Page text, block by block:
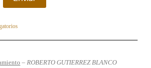
– ROBERTO GUTIERREZ BLANCO